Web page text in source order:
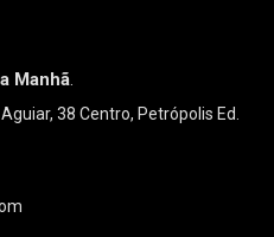
Manhã.
38 Centro, Petrópolis Ed.